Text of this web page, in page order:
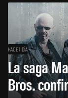
HACE 1 DÍA
La saga
Bros.